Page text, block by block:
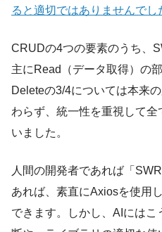
ると適切ではありませんでし
CRUDの4つの要素のうち、
主にRead（データ取得）の
Deleteの3/4については本来
わらず、統一性を重視して
いました。
人間の開発者であれば「
あれば、素直にAxiosを使用
できます。しかし、AIにはこ